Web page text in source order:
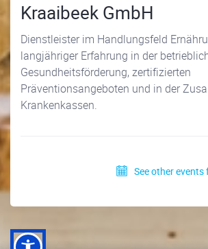
Kraaibeek GmbH
Dienstleister im Handlungsfeld
langjähriger Erfahrung in der
Gesundheitsförderung, zertifizierten
Präventionsangeboten und in der
Krankenkassen.
See other